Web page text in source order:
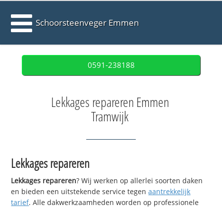
Schoorsteenveger Emmen
0591-238188
Lekkages repareren Emmen
Tramwijk
Lekkages repareren
Lekkages repareren? Wij werken op allerlei soorten daken
en bieden een uitstekende service tegenaantrekkelijk
tarief. Alle dakwerkzaamheden worden op professionele